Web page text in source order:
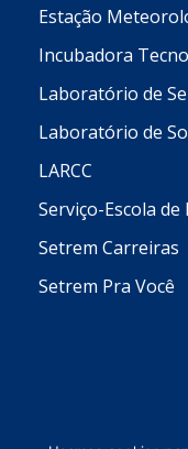
Estação
Incubadora
Laboratório de
Laboratório de
LARCC
Serviço-Escola de
Setrem Carreiras
Setrem Pra Você